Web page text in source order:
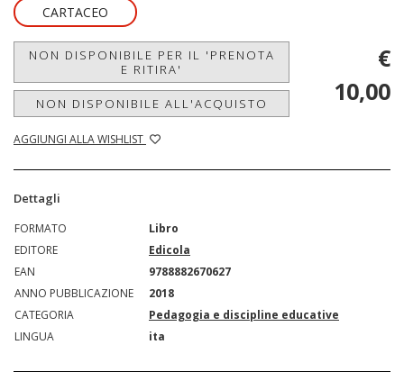
CARTACEO
NON DISPONIBILE PER IL 'PRENOTA
E RITIRA'
NON DISPONIBILE ALL'ACQUISTO
AGGIUNGI ALLA WISHLIST
€
10,00
Dettagli
FORMATO
Libro
EDITORE
Edicola
EAN
9788882670627
ANNO PUBBLICAZIONE
2018
CATEGORIA
Pedagogia e discipline educative
LINGUA
ita